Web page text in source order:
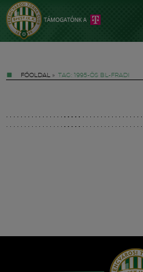
FŐOLDAL » TAG: 1995-ÖS BL-FRADI
Hírek